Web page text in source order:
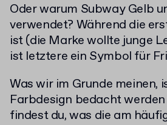
Oder warum Subway Gelb
verwendet? Während die
ist (die Marke wollte junge
ist letztere ein Symbol für
Was wir im Grunde meinen,
Farbdesign bedacht
findest du, was die am